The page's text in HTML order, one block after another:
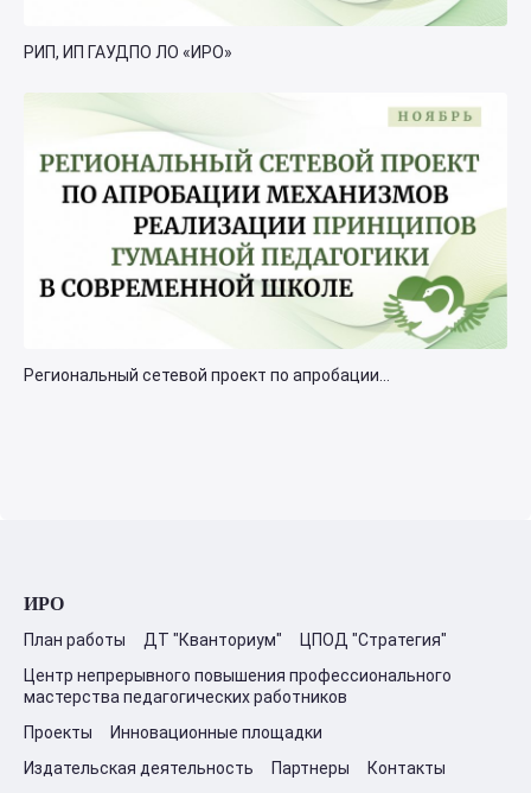
РИП, ИП ГАУДПО ЛО «ИРО»
Региональный сетевой проект по апробации...
ИРО
План работы ДТ "Кванториум"
ЦПОД "Стратегия"
Центр непрерывного повышения профессионального
мастерства педагогических работников
Проекты
Инновационные площадки
Издательская деятельность
Партнеры
Контакты